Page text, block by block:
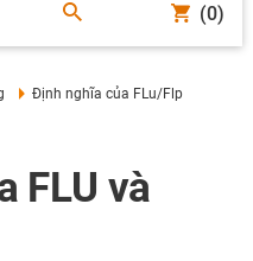
(0)
Định nghĩa của FLu/Flp
FLU và